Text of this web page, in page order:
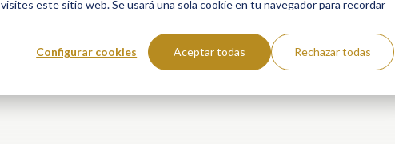
este sitio web. Se usará una sola cookie en tu navegador para recordar
Configurar cookies Aceptar todas Rechazar todas